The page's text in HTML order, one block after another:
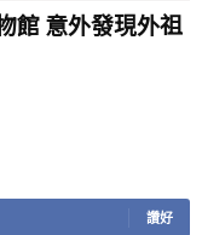
館 意外發現外祖
讚好